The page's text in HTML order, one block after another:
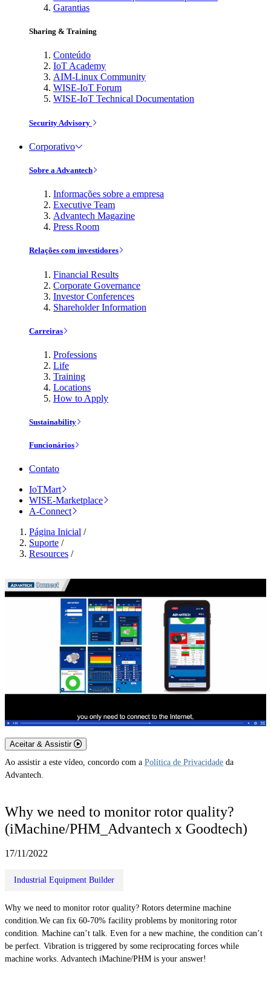
Garantias
Sharing & Training
Conteúdo
IoT Academy
AIM-Linux Community
WISE-IoT Forum
WISE-IoT Technical Documentation
Security Advisory
Corporativo
Sobre a Advantech
Informações sobre a empresa
Executive Team
Advantech Magazine
Press Room
Relações com investidores
Financial Results
Corporate Governance
Investor Conferences
Shareholder Information
Carreiras
Professions
Life
Training
Locations
How to Apply
Sustainability
Funcionários
Contato
IoTMart
WISE-Marketplace
A-Connect
Página Inicial /
Suporte /
Resources /
Aceitar & Assistir
Ao assistir a este vídeo, concordo com a Política de Privacidade da
Advantech.
Why we need to monitor rotor quality?
(iMachine/PHM_Advantech x Goodtech)
17/11/2022
Industrial Equipment Builder
Why we need to monitor rotor quality? Rotors determine machine
condition.We can fix 60-70% facility problems by monitoring rotor
condition. Machine can’t talk. Even for a new machine, the condition can’t
be perfect. Vibration is triggered by some reciprocating forces while
machine works. Advantech iMachine/PHM is your answer!